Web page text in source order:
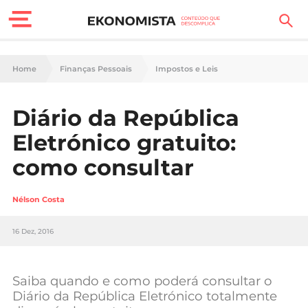
Finanças Pessoais
Carreira
Casa
Lifestyle
Sociedade
Negócios
Home Finanças Pessoais Impostos e Leis
Diário da República
Eletrónico gratuito:
como consultar
Nélson Costa
16 Dez, 2016
Saiba quando e como poderá consultar o
Diário da República Eletrónico totalmente